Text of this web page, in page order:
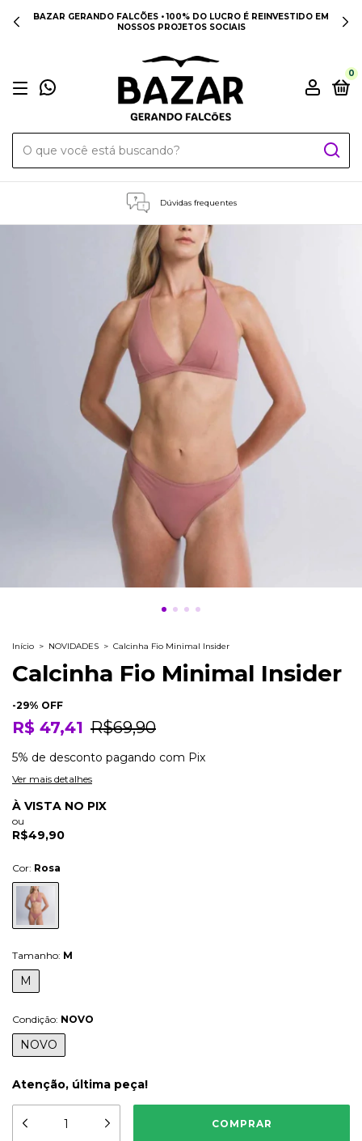
BAZAR GERANDO FALCÕES • 100% DO LUCRO É REINVESTIDO EM
NOSSOS PROJETOS SOCIAIS
0
Dúvidas frequentes
Início > NOVIDADES > Calcinha Fio Minimal Insider
Calcinha Fio Minimal Insider
-29% OFF
R$ 47,41 R$69,90
5% de desconto pagando com Pix
Ver mais detalhes
À VISTA NO PIX
ou
R$49,90
Cor: Rosa
Tamanho: M
M
Condição: NOVO
NOVO
Atenção, última peça!